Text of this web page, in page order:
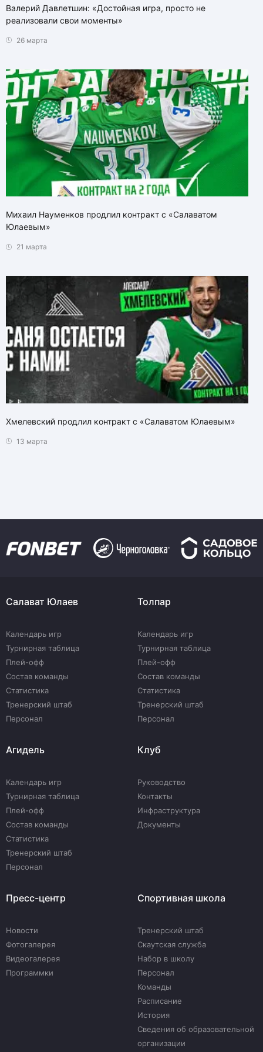
Валерий Давлетшин: «Достойная игра, просто не
реализовали свои моменты»
26 марта
Михаил Науменков продлил контракт с «Салаватом
Юлаевым»
21 марта
Хмелевский продлил контракт с «Салаватом Юлаевым»
13 марта
Салават Юлаев
Календарь игр
Турнирная таблица
Плей-офф
Состав команды
Статистика
Тренерский штаб
Персонал
Толпар
Календарь игр
Турнирная таблица
Плей-офф
Состав команды
Статистика
Тренерский штаб
Персонал
Агидель
Календарь игр
Турнирная таблица
Плей-офф
Состав команды
Статистика
Тренерский штаб
Персонал
Клуб
Руководство
Контакты
Инфраструктура
Документы
Пресс-центр
Новости
Фотогалерея
Видеогалерея
Программки
Спортивная школа
Тренерский штаб
Скаутская служба
Набор в школу
Персонал
Команды
Расписание
История
Сведения об образовательной
организации